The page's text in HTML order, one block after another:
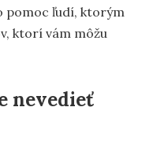
pomoc ľudí, ktorým
ktorí vám môžu
nevedieť